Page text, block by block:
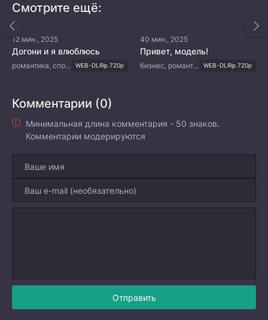
Смотрите ещё:
12 мин., 2025
Догони и я влюблюсь
романтика, спорт WEB-DLRip 720p
40 мин., 2025
Привет, модель!
бизнес, романтика WEB-DLRip 720p
Комментарии (0)
Минимальная длина комментария - 50 знаков.
Комментарии модерируются
Отправить